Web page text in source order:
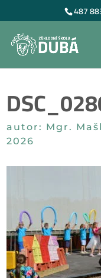
487
autor: Mgr.
2026